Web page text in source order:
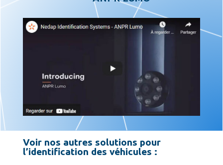
Voir nos autres solutions pour
l’identification des véhicules :